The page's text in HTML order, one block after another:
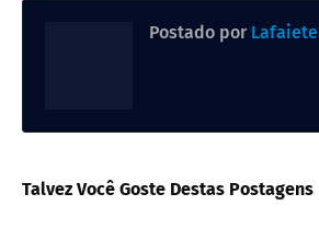
Postado por Lafaiete
Talvez Você Goste Destas Postagens